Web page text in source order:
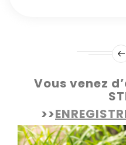
Vous venez
>>